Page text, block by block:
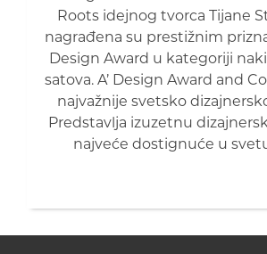
Roots idejnog tvorca Tijane
nagrađena su prestižnim
Design Award u kategoriji
satova. A’ Design Award and
najvažnije svetsko
Predstavlja izuzetnu
najveće dostignuće u